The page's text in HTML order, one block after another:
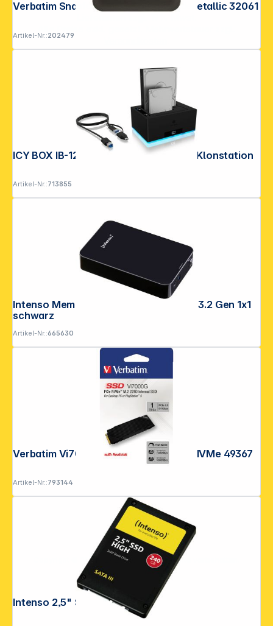
Verbatim SnapBack SSD 1TB Mokka Metallic 32061
Artikel-Nr.:202479
ICY BOX IB-127CL-U3 2 Bay Docking & Klonstation
Artikel-Nr.:713855
Intenso Memory Center 4TB 3,5" USB 3.2 Gen 1x1
schwarz
Artikel-Nr.:665630
Verbatim Vi7000G M.2 SSD 1TB PCIe NVMe 49367
Artikel-Nr.:793144
**EVP = Empfohlener Verkaufspreis des Herstellers /
Copyright © 2001 - 2026 DGH - Alle Rechte vorbehalten.